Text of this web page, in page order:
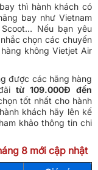
thì hành khách có
bay như Vietnam
Scoot… Nếu bạn yêu
chọn các chuyến
không Vietjet Air
được các hãng hàng
từ 109.000Đ đến
tốt nhất cho hành
khách hãy lên kế
khảo thông tin chi
8 mới cập nhật